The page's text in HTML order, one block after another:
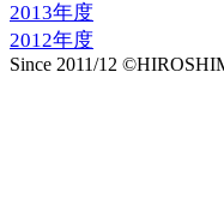
2013年度
2012年度
Since 2011/12